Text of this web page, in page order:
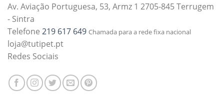
Av. Aviação Portuguesa, 53, Armz 1 2705-845 Terrugem
- Sintra
Telefone 219 617 649 Chamada para a rede fixa nacional
loja@tutipet.pt
Redes Sociais